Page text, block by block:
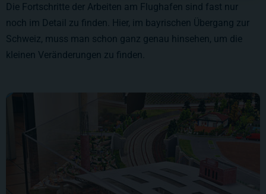
Die Fortschritte der Arbeiten am Flughafen sind fast nur
noch im Detail zu finden. Hier, im bayrischen Übergang zur
Schweiz, muss man schon ganz genau hinsehen, um die
kleinen Veränderungen zu finden.